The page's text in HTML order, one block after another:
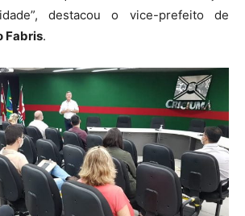
destacou o vice-prefeito de
Fabris.